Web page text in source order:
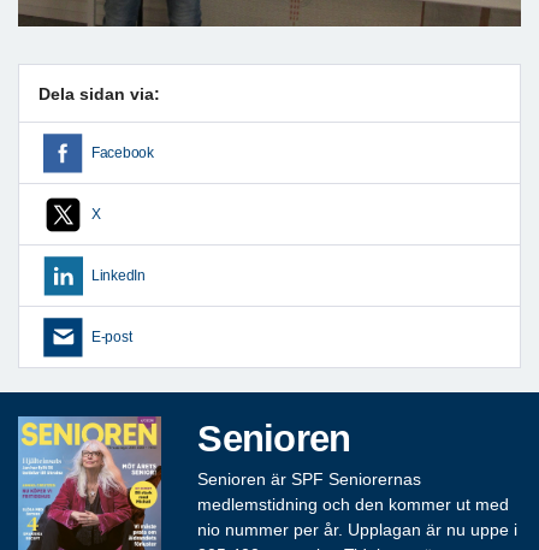
Dela sidan via:
Facebook
X
LinkedIn
E-post
Senioren
Senioren är SPF Seniorernas
medlemstidning och den kommer ut med
nio nummer per år. Upplagan är nu uppe i